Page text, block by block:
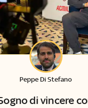
di vincere
Peppe Di Stefano